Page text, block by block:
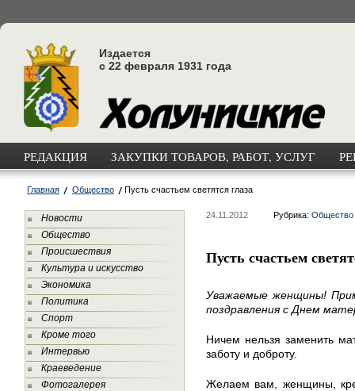
Издается
с 22 февраля 1931 года
РЕДАКЦИЯ ЗАКУПКИ ТОВАРОВ, РАБОТ, УСЛУГ
Главная Общество Пусть счастьем светятся глаза
Новости
Общество
Происшествия
Культура и искусство
Экономика
Политика
Спорт
Кроме того
Интервью
Краеведение
Фотогалерея
24.11.2012 Рубрика: Общество
Пусть счастьем
Уважаемые женщины!
поздравления с Днем
Ничем нельзя заменить
заботу и доброту.
Желаем вам, женщины,